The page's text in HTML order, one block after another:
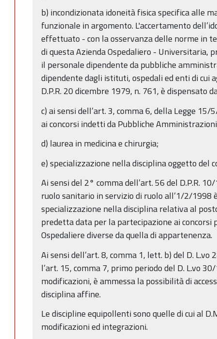
b) incondizionata idoneità fisica specifica alle
funzionale in argomento. L'accertamento
effettuato - con la osservanza delle norme in
di questa Azienda Ospedaliero - Universitaria,
il personale dipendente da pubbliche
dipendente dagli istituti, ospedali ed enti di cui
D.P.R. 20 dicembre 1979, n. 761, è dispensato
c) ai sensi dell’art. 3, comma 6, della Legge
ai concorsi indetti da Pubbliche
d) laurea in medicina e chirurgia;
e) specializzazione nella disciplina oggetto del
Ai sensi del 2° comma dell’art. 56 del D.P.R.
ruolo sanitario in servizio di ruolo all’1/2/1998
specializzazione nella disciplina relativa al
predetta data per la partecipazione ai concorsi
Ospedaliere diverse da quella di appartenenza.
Ai sensi dell’art. 8, comma 1, lett. b) del D.
l’art. 15, comma 7, primo periodo del D. L.vo
modificazioni, è ammessa la possibilità di
disciplina affine.
Le discipline equipollenti sono quelle di cui al
modificazioni ed integrazioni.